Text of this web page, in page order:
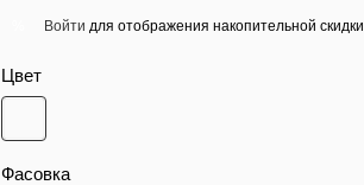
Войти для отображения накопительной скидки
Цвет
Фасовка